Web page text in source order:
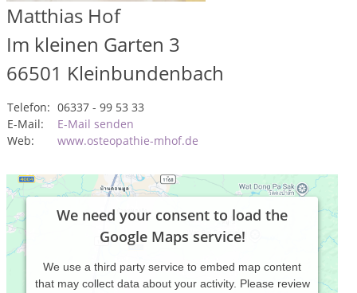
Matthias Hof
Im kleinen Garten 3
66501 Kleinbundenbach
Telefon: 06337 - 99 53 33
E-Mail:
E-Mail senden
Web:
www.osteopathie-mhof.de
We need your consent to load the
Google Maps service!
We use a third party service to embed map content
that may collect data about your activity. Please review